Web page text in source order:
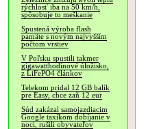
rýchlosť iba na 50 km/h,
spôsobuje to meškanie
Spustená výroba flash
pamäte s novým najvyšším
počtom vrstiev
V Poľsku spustili takmer
gigawatthodinové úložisko,
z LiFePO4 článkov
Telekom pridal 12 GB balík
pre Easy, chce zaň 12 eur
Súd zakázal samojazdiacim
Google taxíkom dobíjanie v
noci, rušili obyvateľov